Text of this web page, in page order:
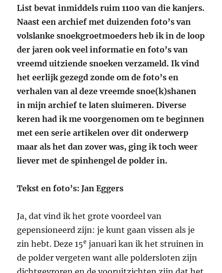
List bevat inmiddels ruim 1100 van die kanjers.
Naast een archief met duizenden foto’s van
volslanke snoekgroetmoeders heb ik in de loop
der jaren ook veel informatie en foto’s van
vreemd uitziende snoeken verzameld. Ik vind
het eerlijk gezegd zonde om de foto’s en
verhalen van al deze vreemde snoe(k)shanen
in mijn archief te laten sluimeren. Diverse
keren had ik me voorgenomen om te beginnen
met een serie artikelen over dit onderwerp
maar als het dan zover was, ging ik toch weer
liever met de spinhengel de polder in.
Tekst en foto’s: Jan Eggers
Ja, dat vind ik het grote voordeel van
gepensioneerd zijn: je kunt gaan vissen als je
zin hebt. Deze 15e januari kan ik het struinen in
de polder vergeten want alle poldersloten zijn